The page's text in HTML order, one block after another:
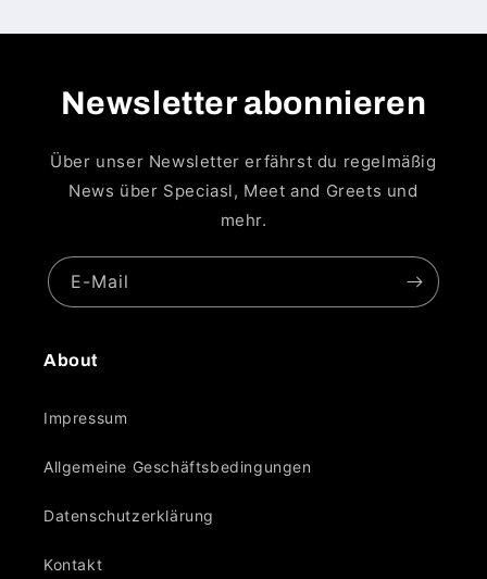
Newsletter abonnieren
Über unser Newsletter erfährst du regelmäßig
News über Speciasl, Meet and Greets und
mehr.
E-Mail
About
Impressum
Allgemeine Geschäftsbedingungen
Datenschutzerklärung
Kontakt